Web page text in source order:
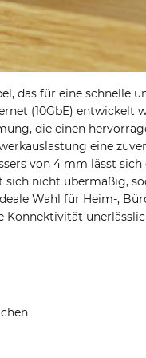
das für eine schnelle
(10GbE) entwickelt
die einen
eine
von 4 mm lässt sich
nicht übermäßig,
Wahl für Heim-,
Konnektivität